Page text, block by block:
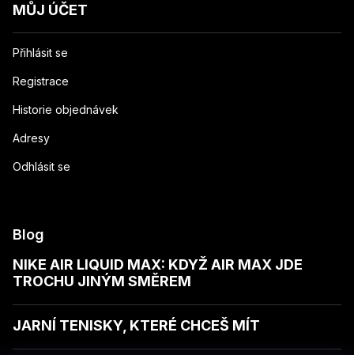
MŮJ ÚČET
Přihlásit se
Registrace
Historie objednávek
Adresy
Odhlásit se
Blog
NIKE AIR LIQUID MAX: KDYŽ AIR MAX JDE
TROCHU JINÝM SMĚREM
JARNÍ TENISKY, KTERÉ CHCEŠ MÍT